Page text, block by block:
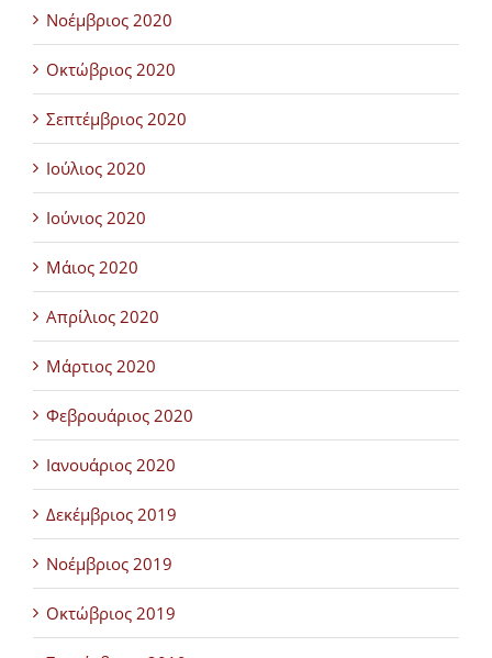
Νοέμβριος 2020
Οκτώβριος 2020
Σεπτέμβριος 2020
Ιούλιος 2020
Ιούνιος 2020
Μάιος 2020
Απρίλιος 2020
Μάρτιος 2020
Φεβρουάριος 2020
Ιανουάριος 2020
Δεκέμβριος 2019
Νοέμβριος 2019
Οκτώβριος 2019